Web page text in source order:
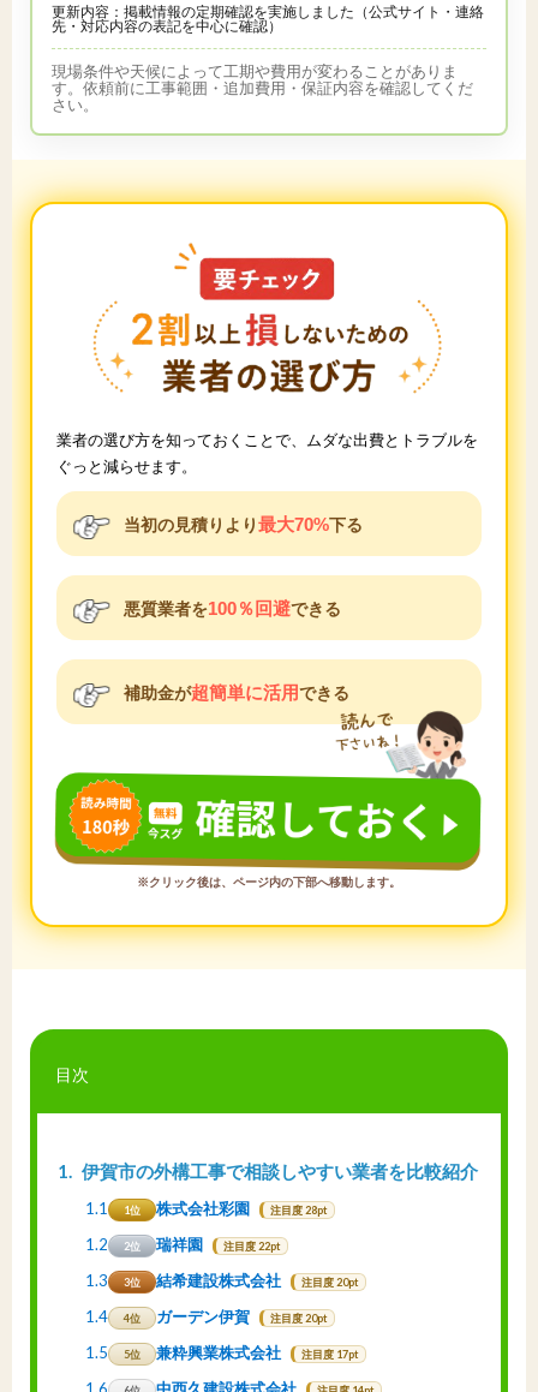
更新内容：掲載情報の定期確認を実施しました（公式サイト・連絡
先・対応内容の表記を中心に確認）
現場条件や天候によって工期や費用が変わることがありま
す。依頼前に工事範囲・追加費用・保証内容を確認してくだ
さい。
業者の選び方を知っておくことで、ムダな出費とトラブルを
ぐっと減らせます。
当初の見積りより最大70%下る
悪質業者を100％回避できる
補助金が超簡単に活用できる
※クリック後は、ページ内の下部へ移動します。
目次
1 伊賀市の外構工事で相談しやすい業者を比較紹介
1.1 1位 株式会社彩園 注目度 28pt
1.2 2位 瑞祥園 注目度 22pt
1.3 3位 結希建設株式会社 注目度 20pt
1.4 4位 ガーデン伊賀 注目度 20pt
1.5 5位 兼粋興業株式会社 注目度 17pt